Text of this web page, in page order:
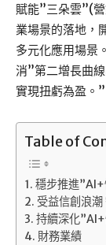
賦能”三朵雲”(
業場景的落地，
多元化應用場景
消”第二增長曲
實現扭虧為盈。”
Table of
穩步推進”AI+
受益信創浪
持續深化
財務業績